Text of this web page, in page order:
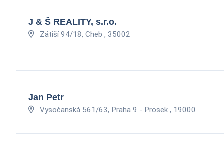
J & Š REALITY, s.r.o.
Zátiší 94/18, Cheb , 35002
Jan Petr
Vysočanská 561/63, Praha 9 - Prosek , 19000